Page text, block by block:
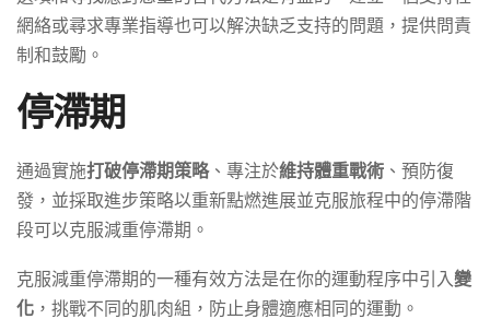
網絡或尋求專業指導也可以解決缺乏支持的問題，提供問責
制和鼓勵。
停滯期
通過實施打破停滯期策略、專注於維持體重戰術 、預防復
發，並採取進步策略以重新點燃進展並克服旅程中的停滯階
段可以克服減重停滯期。
克服減重停滯期的一種有效方法是在你的運動程序中引入 變
化 ，挑戰不同的肌肉組，防止身體適應相同的運動。